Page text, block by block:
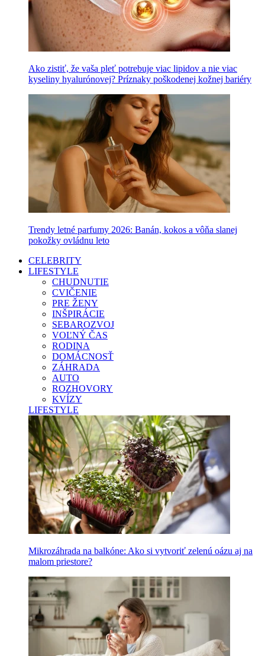
Ako zistiť, že vaša pleť potrebuje viac lipidov a nie viac
kyseliny hyalurónovej? Príznaky poškodenej kožnej bariéry
Trendy letné parfumy 2026: Banán, kokos a vôňa slanej
pokožky ovládnu leto
CELEBRITY
LIFESTYLE
CHUDNUTIE
CVIČENIE
PRE ŽENY
INŠPIRÁCIE
SEBAROZVOJ
VOĽNÝ ČAS
RODINA
DOMÁCNOSŤ
ZÁHRADA
AUTO
ROZHOVORY
KVÍZY
LIFESTYLE
Mikrozáhrada na balkóne: Ako si vytvoriť zelenú oázu aj na
malom priestore?